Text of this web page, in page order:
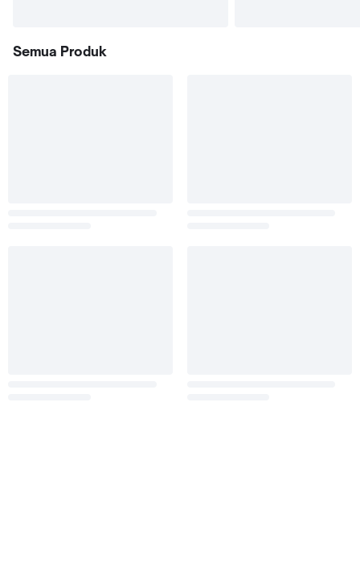
Semua Produk